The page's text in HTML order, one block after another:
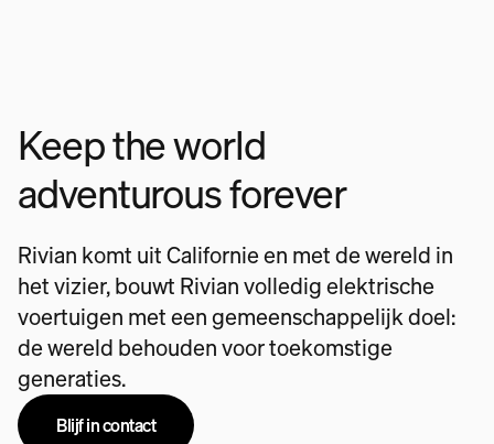
Keep the world
adventurous forever
Rivian komt uit Californie en met de wereld in
het vizier, bouwt Rivian volledig elektrische
voertuigen met een gemeenschappelijk doel:
de wereld behouden voor toekomstige
generaties.
Blijf in contact